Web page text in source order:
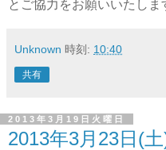
とご協力をお願いいたしま
Unknown 時刻: 10:40
共有
2013年3月19日火曜日
2013年3月23日(